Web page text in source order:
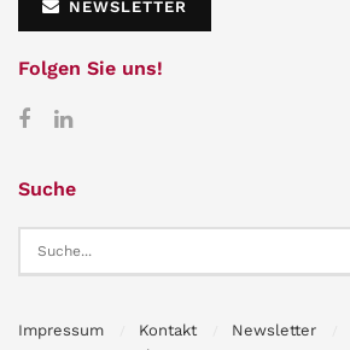
NEWSLETTER
Folgen Sie uns!
Suche
Impressum Kontakt Newsletter